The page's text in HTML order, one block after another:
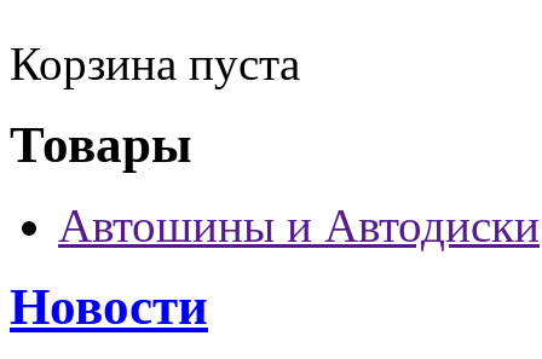
Корзина пуста
Товары
Автошины и Автодиски
Новости